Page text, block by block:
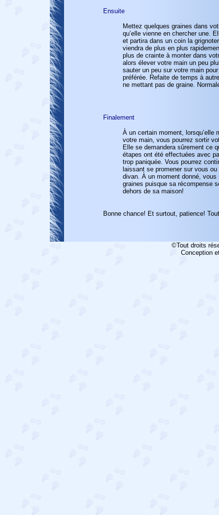
Ensuite
Mettez quelques graines dans
qu’elle vienne en chercher une.
et partira dans un coin la
viendra de plus en plus
plus de crainte à monter dans
alors élever votre main un peu
sauter un peu sur votre main
préférée. Refaite de temps à
ne mettant pas de graine.
Finalement
À un certain moment, lorsqu’elle
votre main, vous pourrez sortir
Elle se demandera sûrement ce
étapes ont été effectuées avec
trop paniquée. Vous pourrez
laissant se promener sur vous
divan. À un moment donné, vous
graines puisque sa récompense
dehors de sa maison!
Bonne chance! Et surtout, patience!
©Tout droits
Conception